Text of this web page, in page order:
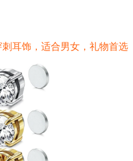
耳饰，适合男女，礼物首选